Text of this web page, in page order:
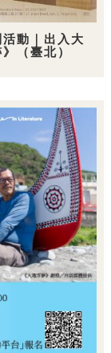
動｜出入大
（臺北）